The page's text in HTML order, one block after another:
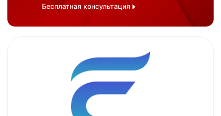
Бесплатная консультация